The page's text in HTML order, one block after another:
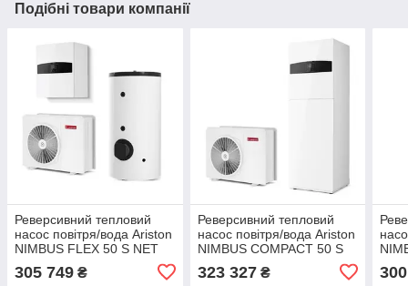
Подібні товари компанії
Реверсивний тепловий
насос повітря/вода Ariston
NIMBUS FLEX 50 S NET
реверсивний повітря/вода
305 749 ₴
Реверсивний тепловий
насос повітря/вода Ariston
NIMBUS COMPACT 50 S
NET R32, Тепловой насос
реверсивний повітря/вода
323 327₴